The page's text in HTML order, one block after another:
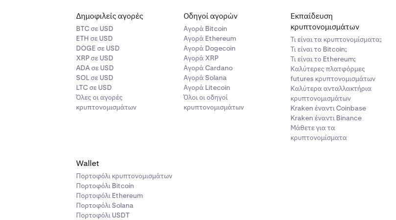
Δημοφιλείς αγορές
BTC σε USD
ETH σε USD
DOGE σε USD
XRP σε USD
ADA σε USD
SOL σε USD
LTC σε USD
Όλες οι αγορές
κρυπτονομισμάτων
Οδηγοί αγορών
Αγορά Bitcoin
Αγορά Ethereum
Αγορά Dogecoin
Αγορά XRP
Αγορά Cardano
Αγορά Solana
Αγορά Litecoin
Όλοι οι οδηγοί
κρυπτονομισμάτων
Εκπαίδευση
κρυπτονομισμάτων
Τι είναι τα κρυπτονομίσματα;
Τι είναι το Bitcoin;
Τι είναι το Ethereum;
Καλύτερες πλατφόρμες
futures κρυπτονομισμάτων
Καλύτερα ανταλλακτήρια
κρυπτονομισμάτων
Kraken έναντι Coinbase
Kraken έναντι Binance
Μάθετε για τα
κρυπτονομίσματα
Wallet
Πορτοφόλι κρυπτονομισμάτων
Πορτοφόλι Bitcoin
Πορτοφόλι Ethereum
Πορτοφόλι Solana
Πορτοφόλι USDT